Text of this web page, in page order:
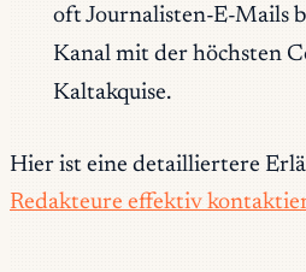
oft Journalisten-E-Mails
Kanal mit der höchsten
Kaltakquise.
Hier ist eine detailliertere
Redakteure effektiv